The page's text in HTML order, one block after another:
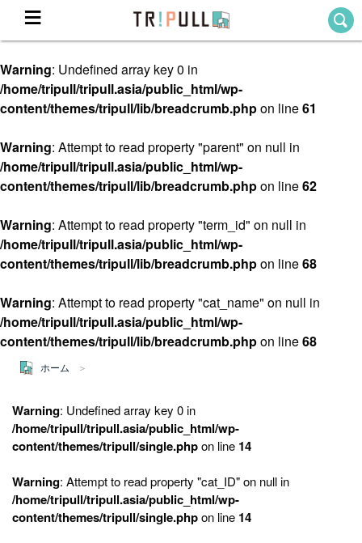
ホーム
Theme
テーマから探す
TRIPULLブログ
About
私たちについて
Warning: Undefined array key 0 in
/home/tripull/tripull.asia/public_html/wp-
content/themes/tripull/lib/breadcrumb.phpon line61
Warning: Attempt to read property "parent" on null in
/home/tripull/tripull.asia/public_html/wp-
content/themes/tripull/lib/breadcrumb.phpon line62
Warning: Attempt to read property "term_id" on null in
/home/tripull/tripull.asia/public_html/wp-
content/themes/tripull/lib/breadcrumb.phpon line68
Warning: Attempt to read property "cat_name" on null in
/home/tripull/tripull.asia/public_html/wp-
content/themes/tripull/lib/breadcrumb.phpon line68
ホーム
Warning: Undefined array key 0 in
/home/tripull/tripull.asia/public_html/wp-
content/themes/tripull/single.phpon line 14
Warning: Attempt to read property "cat_ID" on null in
/home/tripull/tripull.asia/public_html/wp-
content/themes/tripull/single.phpon line 14